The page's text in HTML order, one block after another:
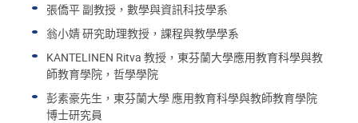
張僑平 副教授，數學與資訊科技學系
翁小婧 研究助理教授，課程與教學學系
KANTELINEN Ritva 教授，東芬蘭大學應用教育科學與教
師教育學院，哲學學院
彭素豪先生，東芬蘭大學 應用教育科學與教師教育學院
博士研究員